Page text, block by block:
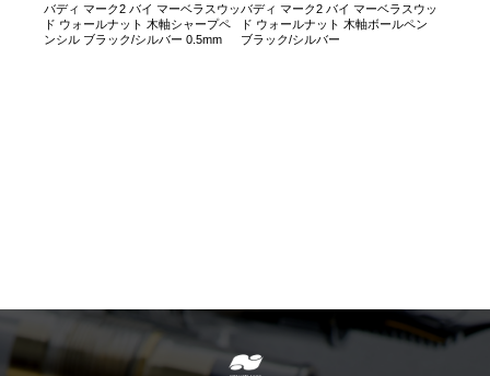
バディ マーク2 バイ マーベラスウッ
ド ウォールナット 木軸シャープペ
ンシル ブラック/シルバー 0.5mm
バディ マーク2 バイ マーベラスウッ
ド ウォールナット 木軸ボールペン
ブラック/シルバー